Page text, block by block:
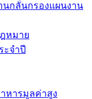
กลั่นกรองแผนงาน
หมาย
ะจำปี
หารมูลค่าสูง